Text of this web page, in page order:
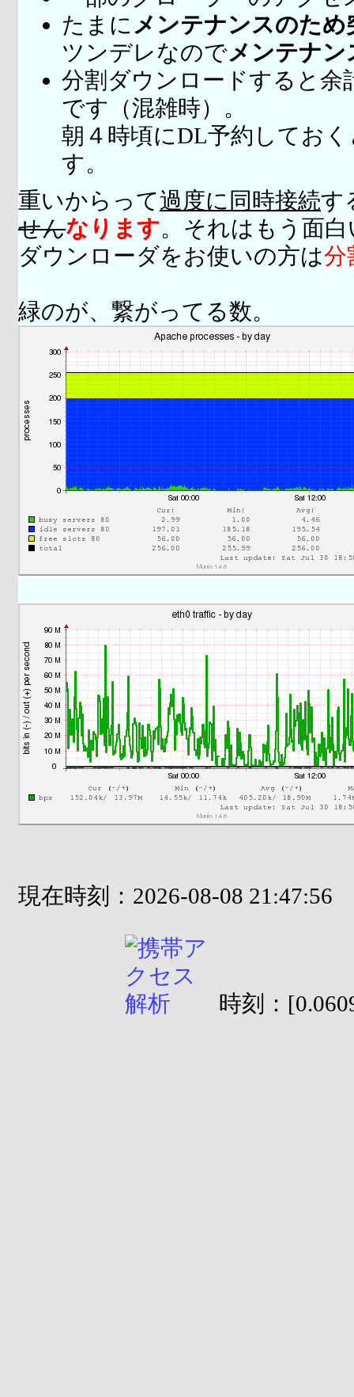
たまに メンテナンスのため
ツンデレなのでメンテナ
分割ダウンロードすると余
です（混雑時）。
朝４時頃にDL予約してお
す。
重いからって過度に同時接続す
せんなります。それはもう面
ダウンローダをお使いの方は分
緑のが、繋がってる数。
現在時刻：2026-08-08 21:47:56
時刻：